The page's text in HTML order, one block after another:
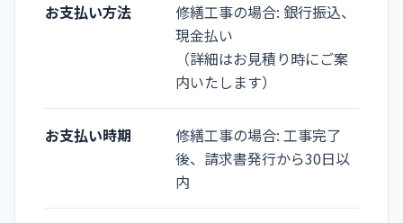
お支払い方法
修繕工事の場合: 銀行振込、
現金払い
（詳細はお見積り時にご案
内いたします）
お支払い時期
修繕工事の場合: 工事完了
後、請求書発行から30日以
内